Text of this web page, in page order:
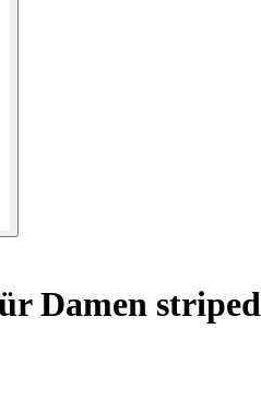
Damen striped